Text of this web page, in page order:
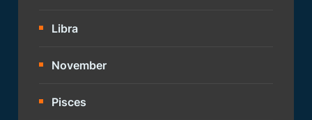
Libra
November
Pisces